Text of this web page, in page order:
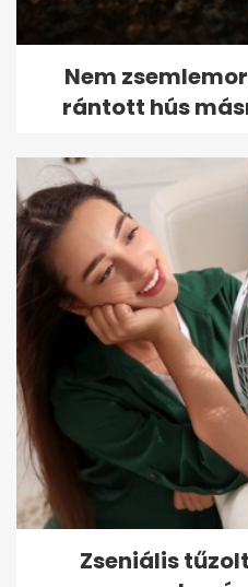
Nem
rántott hús
Zseniális